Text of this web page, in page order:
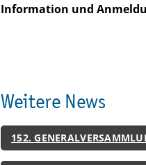
Information und
Weitere News
152.